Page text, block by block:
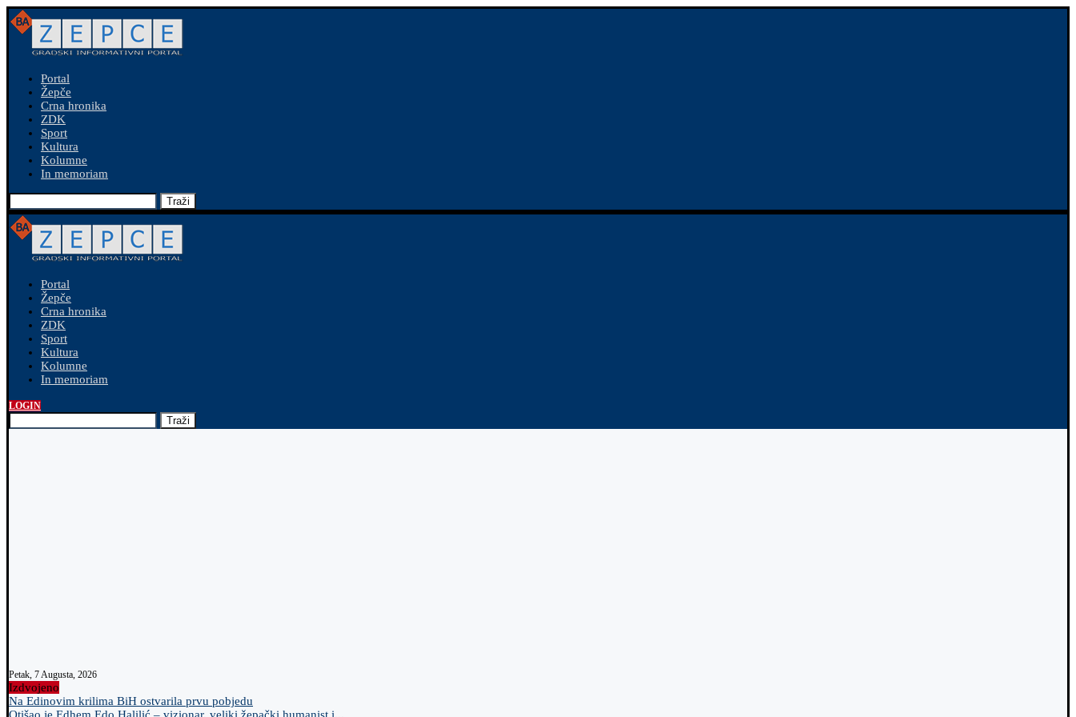
Portal
Žepče
Crna hronika
ZDK
Sport
Kultura
Kolumne
In memoriam
Traži
Portal
Žepče
Crna hronika
ZDK
Sport
Kultura
Kolumne
In memoriam
LOGIN
Traži
Petak, 7 Augusta, 2026
Izdvojeno
Na Edinovim krilima BiH ostvarila prvu pobjedu